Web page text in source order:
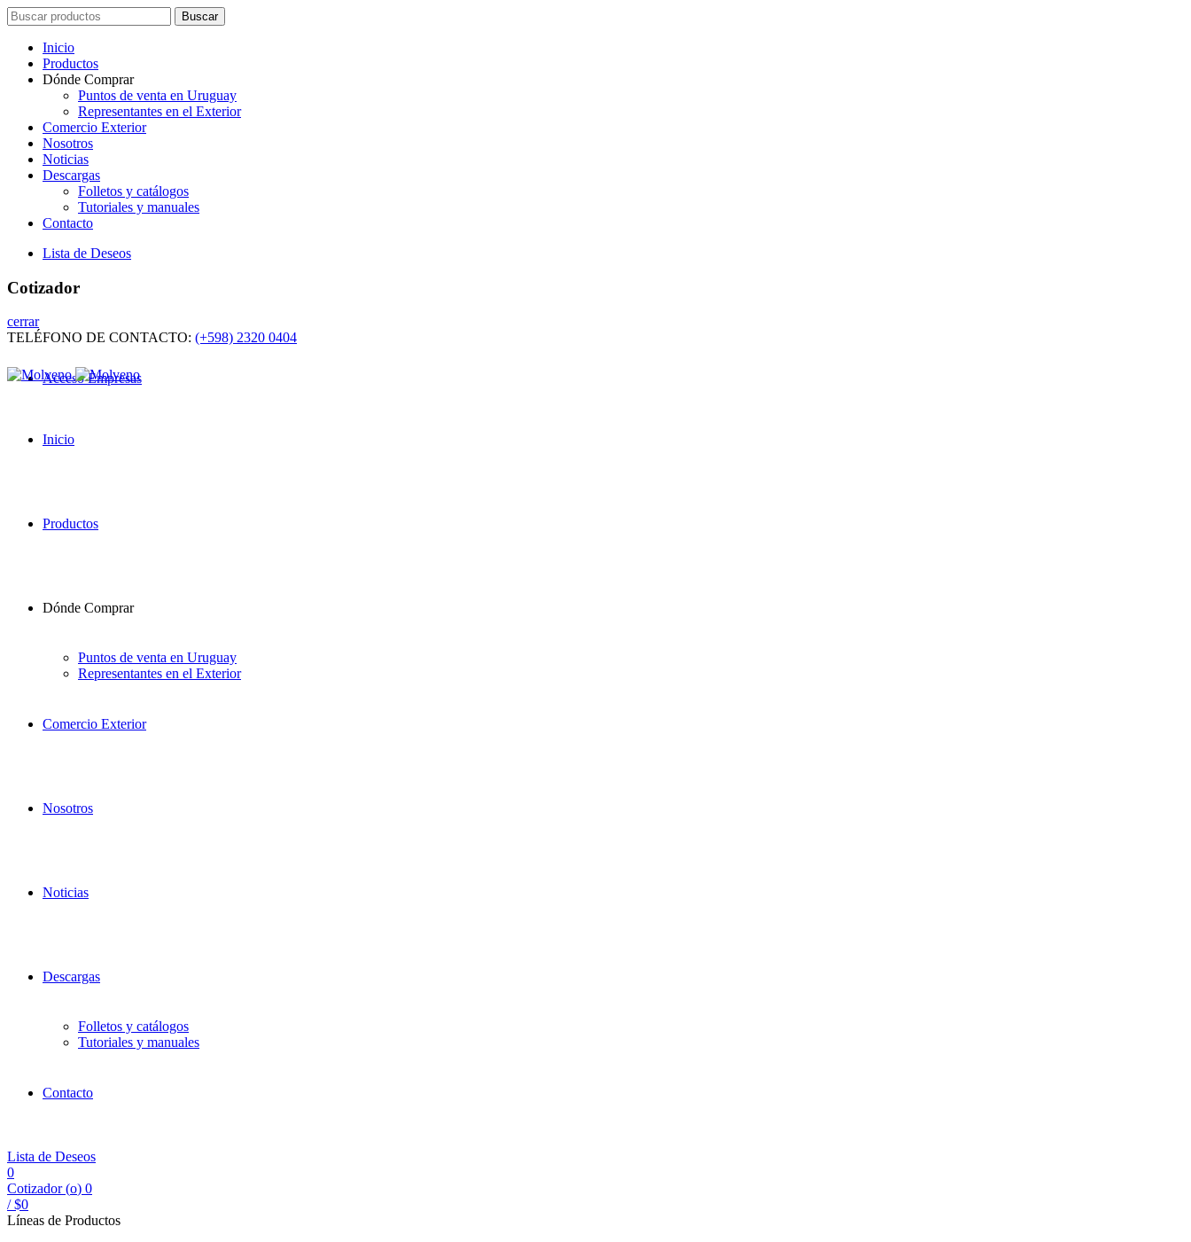
Search
for:
Buscar
Inicio
Productos
Dónde Comprar
Puntos de venta en Uruguay
Representantes en el Exterior
Comercio Exterior
Nosotros
Noticias
Descargas
Folletos y catálogos
Tutoriales y manuales
Contacto
Lista de Deseos
Cotizador
cerrar
TELÉFONO DE CONTACTO: (+598) 2320 0404
Acceso Empresas
Inicio
Productos
Dónde Comprar
Puntos de venta en Uruguay
Representantes en el Exterior
Comercio Exterior
Nosotros
Noticias
Descargas
Folletos y catálogos
Tutoriales y manuales
Contacto
Lista de Deseos
0
Cotizador (o) 0
/ $0
Líneas de Productos